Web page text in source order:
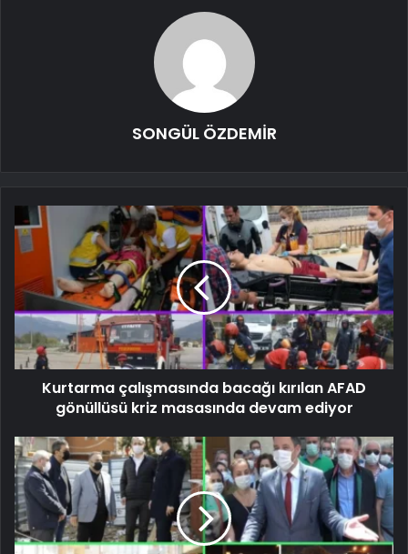
SONGÜL ÖZDEMİR
Kurtarma çalışmasında bacağı kırılan AFAD
gönüllüsü kriz masasında devam ediyor